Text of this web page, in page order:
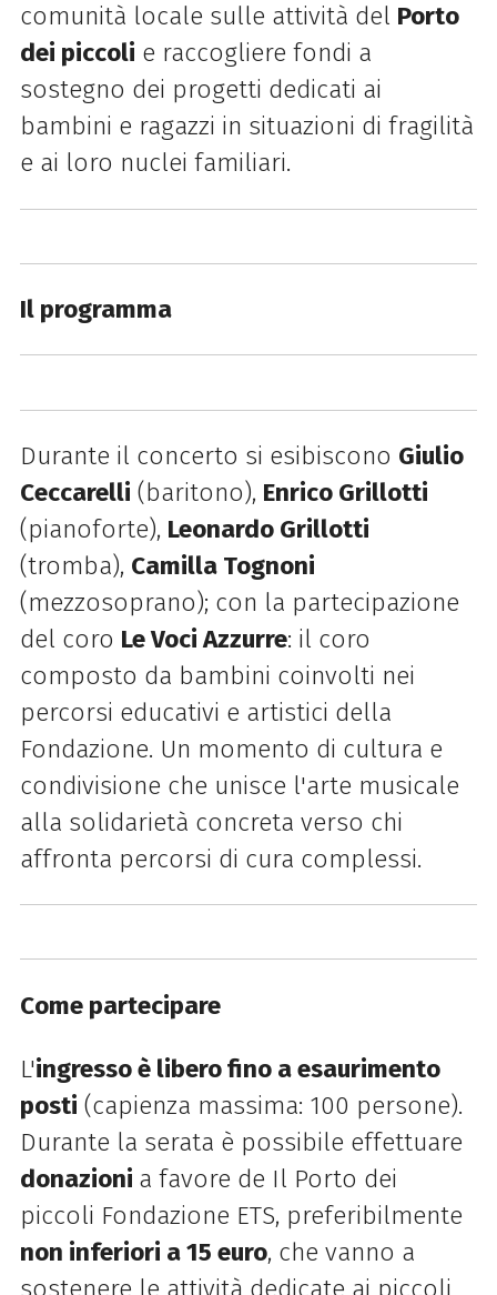
comunità locale sulle attività del Porto
dei piccoli e raccogliere fondi a
sostegno dei progetti dedicati ai
bambini e ragazzi in situazioni di fragilità
e ai loro nuclei familiari.
Il programma
Durante il concerto si esibiscono Giulio
Ceccarelli (baritono), Enrico Grillotti
(pianoforte), Leonardo Grillotti
(tromba), Camilla Tognoni
(mezzosoprano); con la partecipazione
del coro Le Voci Azzurre: il coro
composto da bambini coinvolti nei
percorsi educativi e artistici della
Fondazione. Un momento di cultura e
condivisione che unisce l'arte musicale
alla solidarietà concreta verso chi
affronta percorsi di cura complessi.
Come partecipare
L'ingresso è libero fino a esaurimento
posti (capienza massima: 100 persone).
Durante la serata è possibile effettuare
donazioni a favore de Il Porto dei
piccoli Fondazione ETS, preferibilmente
non inferiori a 15 euro, che vanno a
sostenere le attività dedicate ai piccoli